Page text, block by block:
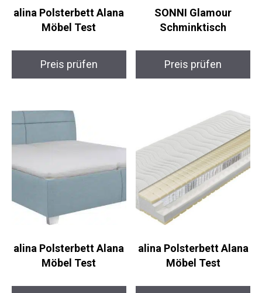
alina Polsterbett Alana
Möbel Test
Preis prüfen
SONNI Glamour
Schminktisch
Preis prüfen
alina Polsterbett Alana
Möbel Test
alina Polsterbett Alana
Möbel Test